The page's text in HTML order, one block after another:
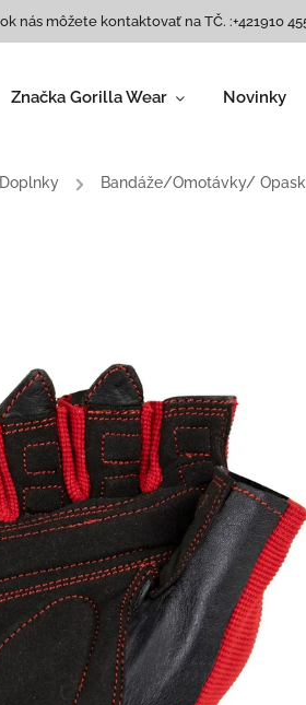
nás môžete kontaktovať na TČ. :+421910
Značka Gorilla Wear
Legíny
Pánske oblečenie
Tielka,
Tričká krátky/dlhý
rukáv,
Bundy a mikiny,
Tepláky/ legíny,
Šortky,
Topánky/ Tenisky,
Doplnky
Bojové športy
Novinky
Doplnky / Bandáže/Omotávky/